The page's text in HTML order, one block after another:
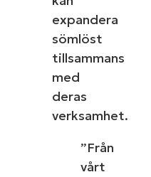
expandera
sömlöst
tillsammans
med
deras
verksamhet.
”Från
vårt